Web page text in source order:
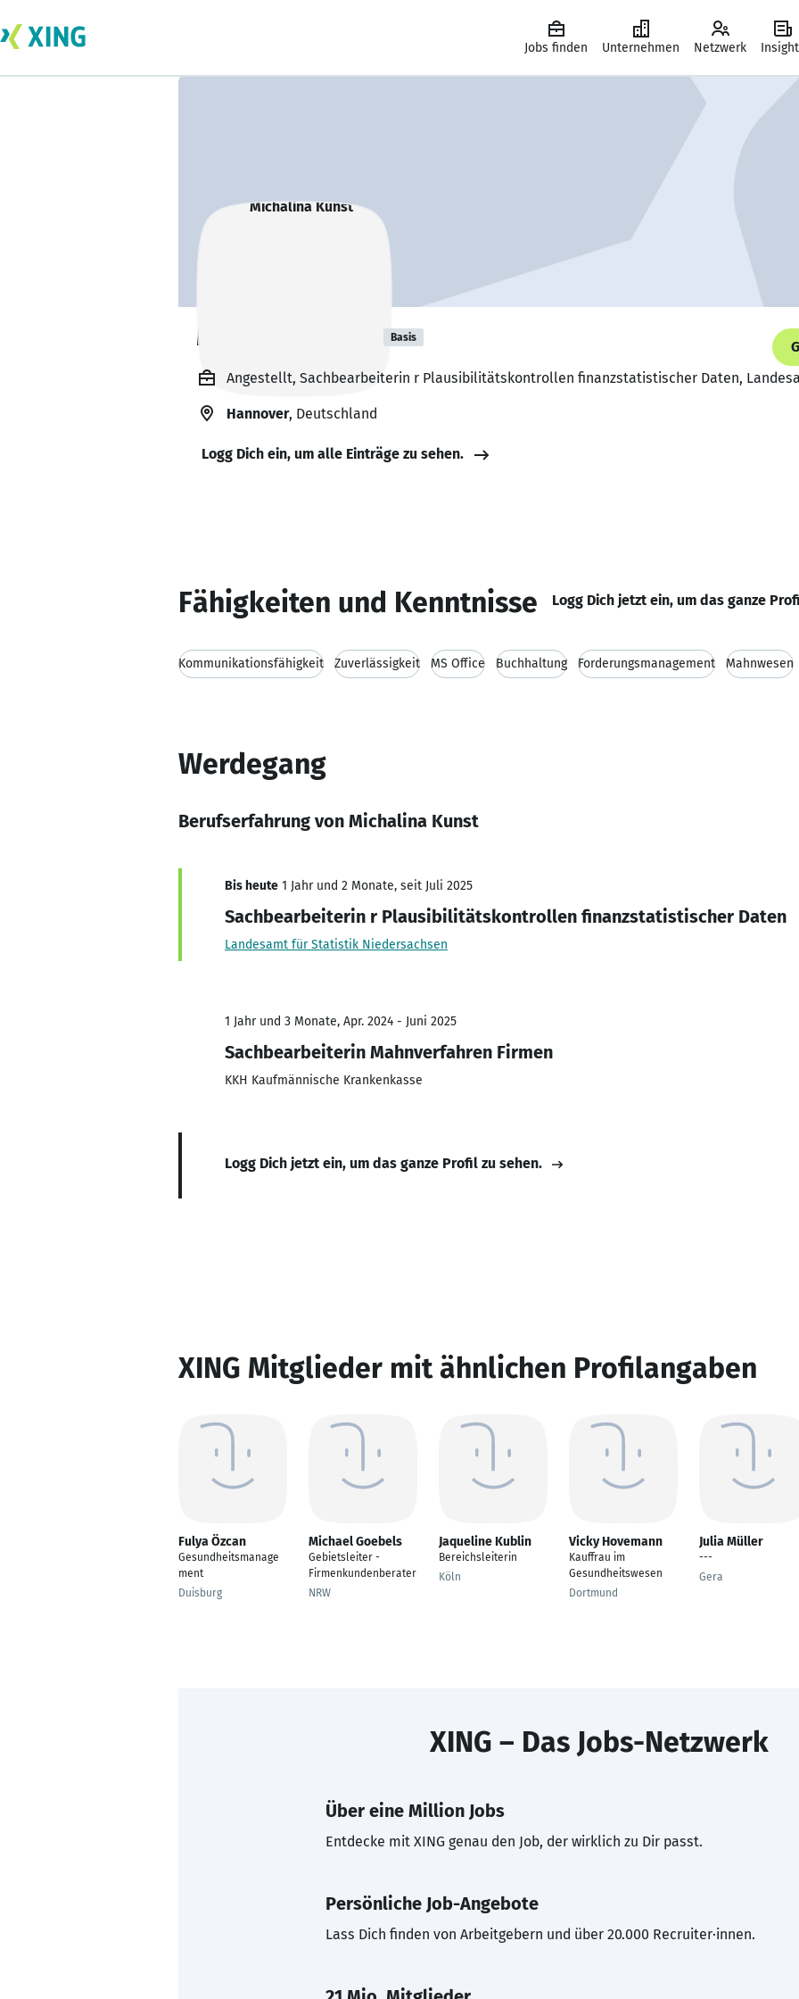
Jobs finden Unternehmen Netzwerk
Michalina Kunst Basis
Angestellt, Sachbearbeiterin r Plausibilitätskontrollen finanzstatistischer Daten,
Hannover, Deutschland
Logg Dich ein, um alle Einträge zu sehen.
Fähigkeiten und Kenntnisse Logg Dich jetzt ein, um das ganze
Kommunikationsfähigkeit Zuverlässigkeit MS Office Buchhaltung Forderungsmanagement Mahnwesen
Werdegang
Berufserfahrung von Michalina Kunst
Bis heute 1 Jahr und 2 Monate, seit Juli 2025
Sachbearbeiterin r Plausibilitätskontrollen finanzstatistischer Daten
Landesamt für Statistik Niedersachsen
1 Jahr und 3 Monate, Apr. 2024 - Juni 2025
Sachbearbeiterin Mahnverfahren Firmen
KKH Kaufmännische Krankenkasse
Logg Dich jetzt ein, um das ganze Profil zu sehen.
XING Mitglieder mit ähnlichen Profilangaben
Fulya Özcan
Gesundheitsmanage
ment
Duisburg
Michael Goebels
Gebietsleiter -
Firmenkundenberater
NRW
Jaqueline Kublin
Bereichsleiterin
Köln
Vicky Hovemann
Kauffrau im
Gesundheitswesen
Dortmund
Julia Müller
---
Gera
XING – Das Jobs-Netzwerk
Über eine Million Jobs
Entdecke mit XING genau den Job, der wirklich zu Dir passt.
Persönliche Job-Angebote
Lass Dich finden von Arbeitgebern und über 20.000 Recruiter·innen.